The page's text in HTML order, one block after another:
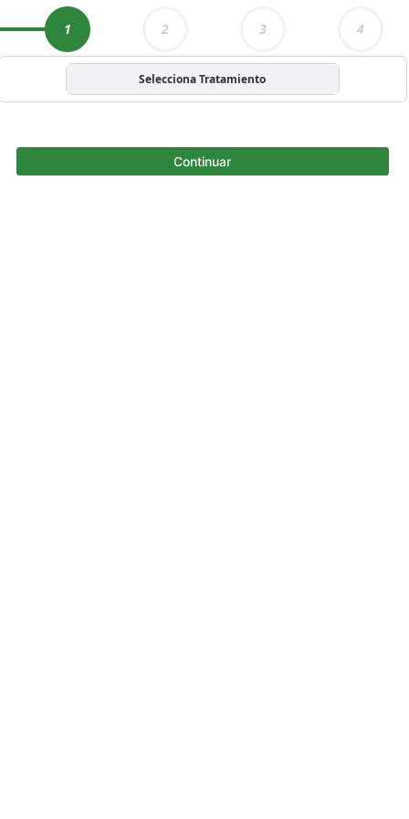
1 2 3 4
Selecciona Tratamiento
Continuar